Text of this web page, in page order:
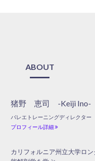
ABOUT
猪野 恵司 -Keiji Ino-
バレエトレーニングディレクター
プロフィール詳細
カリフォルニア州立大学ロ